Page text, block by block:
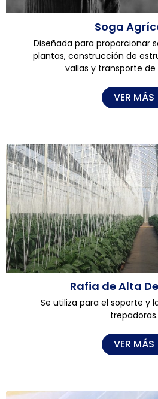
Soga
Diseñada para proporcionar
plantas, construcción de
vallas y transporte
VER MÁS
Rafia de Alta
Se utiliza para el soporte y
trepadoras.
VER MÁS